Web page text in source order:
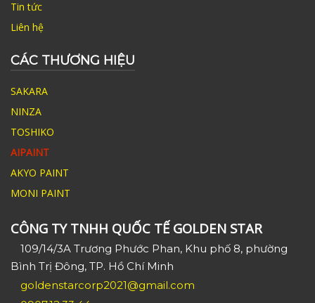
Tin tức
Liên hệ
CÁC THƯƠNG HIỆU
SAKARA
NINZA
TOSHIKO
AIPAINT
AKYO PAINT
MONI PAINT
CÔNG TY TNHH QUỐC TẾ GOLDEN STAR
109/14/3A Trương Phước Phan, Khu phố 8, phường
Bình Trị Đông, TP. Hồ Chí Minh
goldenstarcorp2021@gmail.com